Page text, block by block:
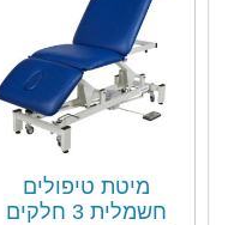
מיטת טיפולים
חשמלית 3 חלקים